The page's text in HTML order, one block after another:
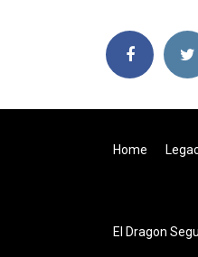
Home
El Dragon